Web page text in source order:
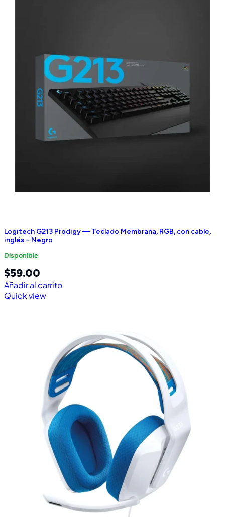
Logitech G213 Prodigy — Teclado Membrana, RGB, con cable,
inglés – Negro
Disponible
$59.00
Añadir al carrito
Quick view